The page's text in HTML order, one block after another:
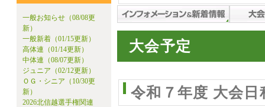
一般お知らせ（08/08更
新）
一般新着（01/15更新）
高体連（01/14更新）
中体連（08/07更新）
ジュニア（02/12更新）
ＯＧ・シニア（10/30更
新）
2026北信越選手権関連
大会予定
令和７年度 大会日